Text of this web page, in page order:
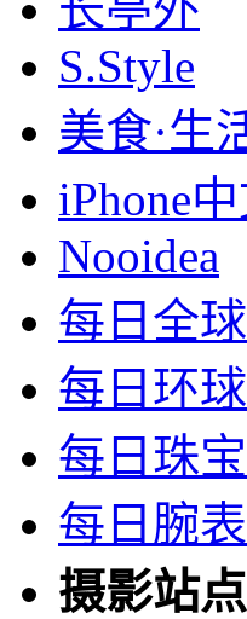
S.Style
美食·生
iPhone
Nooidea
每日全
每日环
每日珠
每日腕
摄影站